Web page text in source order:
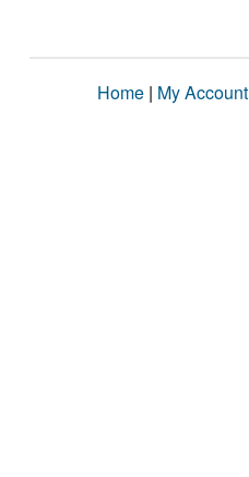
Home | My Account